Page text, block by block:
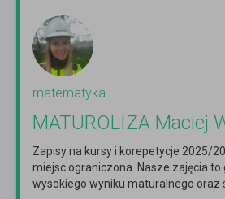
matematyka
MATUROLIZA Maciej
Zapisy na kursy i korepetycje 2025/
miejsc ograniczona. Nasze zajęcia to
wysokiego wyniku maturalnego oraz